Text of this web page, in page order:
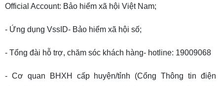
Official Account: Bảo hiểm xã hội Việt Nam;
- Ứng dụng VssID- Bảo hiểm xã hội số;
- Tổng đài hỗ trợ, chăm sóc khách hàng- hotline: 19009068
- Cơ quan BHXH cấp huyện/tỉnh (Cổng Thông tin điện